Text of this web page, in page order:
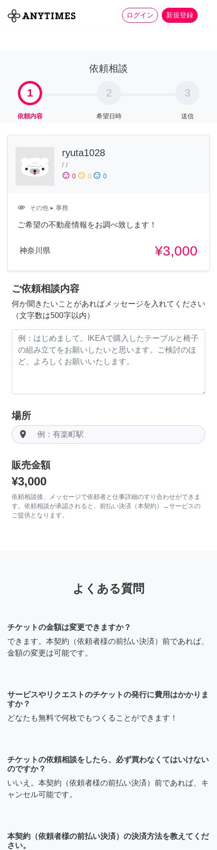
ログイン 新規登録
全て 家事 more_horiz
依頼相談
1
依頼内容
2
希望日時
3
送信
ryuta1028
/ /
sentiment_satisfied 0 sentiment_neutral 0 sentiment_dissatisfied 0
attachment その他 ▸ 事務
ご希望の不動産情報をお調べ致します！
神奈川県 ¥3,000
ご依頼相談内容
何か聞きたいことがあればメッセージを入れてください
（文字数は500字以内）
場所
room
販売金額
¥3,000
依頼相談後、メッセージで依頼者と仕事詳細のすり合わせができま
す。依頼相談が承認されると、前払い決済（本契約）→サービスの
ご提供となります。
よくある質問
チケットの金額は変更できますか？
できます。本契約（依頼者様の前払い決済）前であれば、
金額の変更は可能です。
サービスやリクエストのチケットの発行に費用はかかりま
すか？
どなたも無料で何枚でもつくることができます！
チケットの依頼相談をしたら、必ず買わなくてはいけない
のですか？
いいえ。本契約（依頼者様の前払い決済）前であれば、キ
ャンセル可能です。
本契約（依頼者様の前払い決済）の決済方法を教えてくだ
さい。